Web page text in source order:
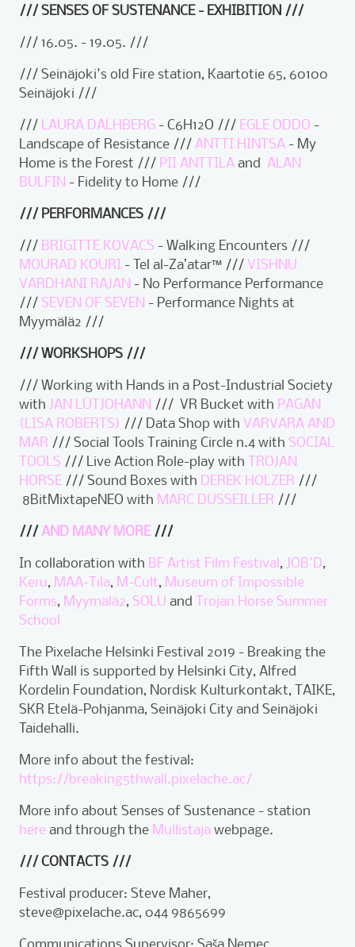
/// SENSES OF SUSTENANCE - EXHIBITION ///
/// 16.05. - 19.05. ///
/// Seinäjoki's old Fire station, Kaartotie 65, 60100
Seinäjoki ///
/// LAURA DALHBERG - C6H12O /// EGLE ODDO -
Landscape of Resistance ///ANTTI HINTSA - My
Home is the Forest /// PII ANTTILA and ALAN
BULFIN - Fidelity to Home ///
/// PERFORMANCES ///
/// BRIGITTE KOVACS - Walking Encounters ///
MOURAD KOURI - Tel al-Za’atar™ ///VISHNU
VARDHANI RAJAN - No Performance Performance
///SEVEN OF SEVEN - Performance Nights at
Myymälä2 ///
/// WORKSHOPS ///
/// Working with Hands in a Post-Industrial Society
with JAN LÜTJOHANN /// VR Bucket with PAGAN
(LISA ROBERTS) /// Data Shop with VARVARA AND
MAR /// Social Tools Training Circle n.4 with SOCIAL
TOOLS /// Live Action Role-play with TROJAN
HORSE /// Sound Boxes with DEREK HOLZER ///
8BitMixtapeNEO with MARC DUSSEILLER ///
///AND MANY MORE///
In collaboration with BF Artist Film Festival, JOB'D,
Keru, MAA-Tila, M-Cult, Museum of Impossible
Forms, Myymälä2, SOLU and Trojan Horse Summer
School
The Pixelache Helsinki Festival 2019 - Breaking the
Fifth Wall is supported by Helsinki City, Alfred
Kordelin Foundation, Nordisk Kulturkontakt, TAIKE,
SKR Etelä-Pohjanma, Seinäjoki City and Seinäjoki
Taidehalli.
More info about the festival:
https://breaking5thwall.pixelache.ac/
More info about Senses of Sustenance - station
here and through the Mullistajawebpage.
/// CONTACTS ///
Festival producer: Steve Maher,
steve@pixelache.ac, 044 9865699